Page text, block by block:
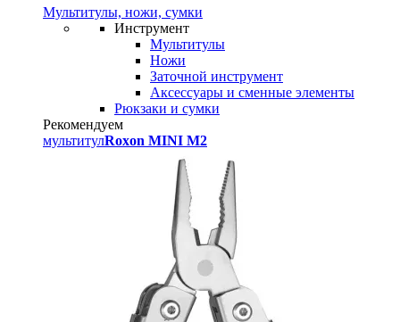
Мультитулы, ножи, сумки
Инструмент
Мультитулы
Ножи
Заточной инструмент
Аксессуары и сменные элементы
Рюкзаки и сумки
Рекомендуем
мультитулRoxon MINI M2